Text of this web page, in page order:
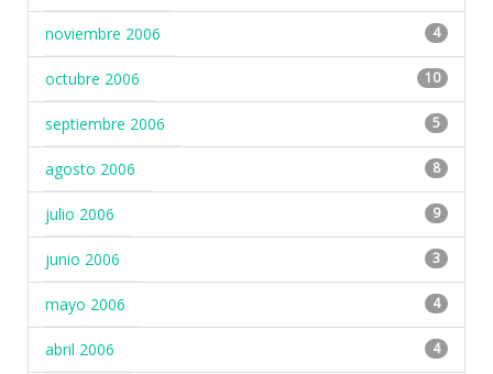
noviembre 2006 4
octubre 2006 10
septiembre 2006 5
agosto 2006 8
julio 2006 9
junio 2006 3
mayo 2006 4
abril 2006 4